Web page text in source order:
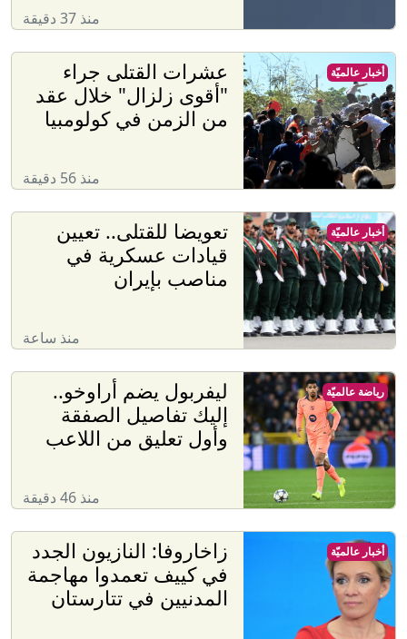
منذ 37 دقيقة
عشرات القتلى جراء
"أقوى زلزال" خلال عقد
من الزمن في كولومبيا
منذ 56 دقيقة
أخبار عالميّة
تعويضا للقتلى.. تعيين
قيادات عسكرية في
مناصب بإيران
منذ ساعة
أخبار عالميّة
ليفربول يضم أراوخو..
إليك تفاصيل الصفقة
وأول تعليق من اللاعب
منذ 46 دقيقة
رياضة عالميّة
زاخاروفا: النازيون الجدد
في كييف تعمدوا مهاجمة
المدنيين في تتارستان
أخبار عالميّة